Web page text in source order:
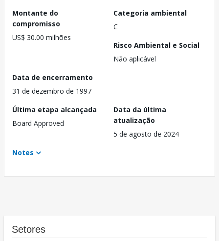
Montante do
compromisso
US$ 30.00 milhões
Categoria ambiental
C
Risco Ambiental e Social
Não aplicável
Data de encerramento
31 de dezembro de 1997
Última etapa alcançada
Board Approved
Data da última
atualização
5 de agosto de 2024
Notes
Setores